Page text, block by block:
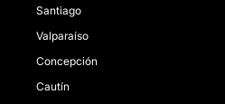
Santiago
Valparaíso
Concepción
Cautín